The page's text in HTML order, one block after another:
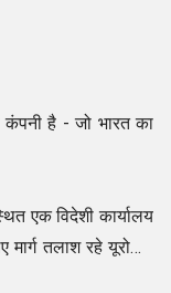
है - जो भारत का
एक विदेशी कार्यालय
तलाश रहे यूरोपीय
सेवा करता है।